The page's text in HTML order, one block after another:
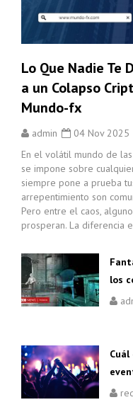
Lo Que Nadie Te
a un Colapso
Mundo-fx
admin
04 Nov 2025
En el volátil mundo de
se impone sobre
siempre pone a prueba
arrepentimiento son
Pero entre el caos,
prosperan. La diferencia
los